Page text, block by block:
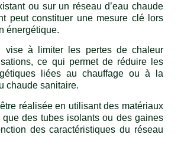
ou sur un réseau d’eau chaude
peut constituer une mesure clé lors
énergétique.
vise à limiter les pertes de chaleur
ce qui permet de réduire les
liées au chauffage ou à la
chaude sanitaire.
être réalisée en utilisant des matériaux
des tubes isolants ou des gaines
des caractéristiques du réseau